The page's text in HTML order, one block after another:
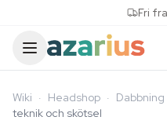
Fri
Wiki · Headshop · Dabbning
teknik och skötsel